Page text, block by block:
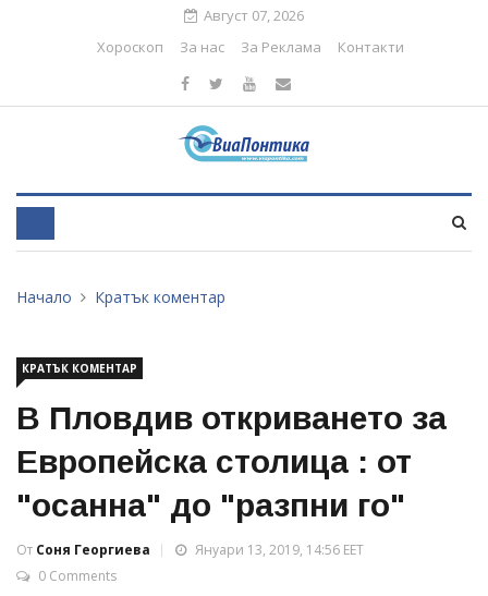
Август 07, 2026
Хороскоп
За нас За Реклама Контакти
Начало Кратък коментар
КРАТЪК КОМЕНТАР
В Пловдив откриването за
Европейска столица : от
"осанна" до "разпни го"
От Соня Георгиева
Януари 13, 2019, 14:56 EET
0 Comments